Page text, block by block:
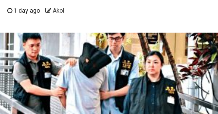
1 day ago Akol